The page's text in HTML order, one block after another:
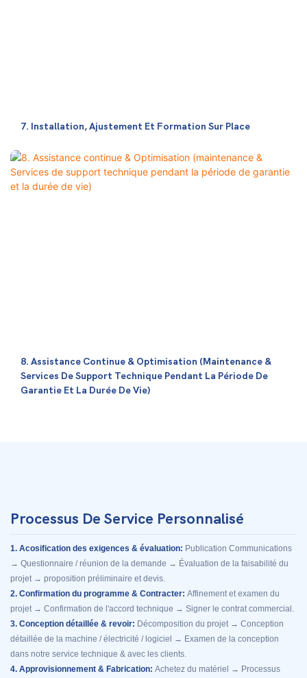
7. Installation, Ajustement Et Formation Sur Place
8. Assistance Continue & Optimisation (maintenance &
Services De Support Technique Pendant La Période De
Garantie Et La Durée De Vie)
Processus De Service Personnalisé
1. Acosification des exigences & évaluation: Publication Communications
→ Questionnaire / réunion de la demande → Évaluation de la faisabilité du
projet → proposition préliminaire et devis.
2. Confirmation du programme & Contracter: Affinement et examen du
projet → Confirmation de l'accord technique → Signer le contrat commercial.
3. Conception détaillée & revoir: Décomposition du projet → Conception
détaillée de la machine / électricité / logiciel → Examen de la conception
dans notre service technique & avec les clients.
4. Approvisionnement & Fabrication: Achetez du matériel → Processus